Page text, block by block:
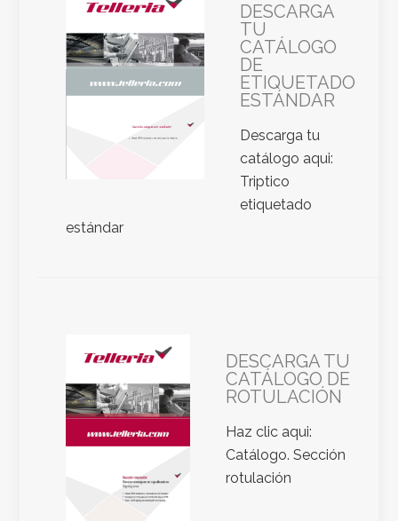
DESCARGA
TU
CATÁLOGO
DE
ETIQUETADO
ESTÁNDAR
Descarga tu
catálogo aqui:
Triptico
etiquetado
estándar
DESCARGA TU
CATÁLOGO DE
ROTULACIÓN
Haz clic aqui:
Catálogo. Sección
rotulación